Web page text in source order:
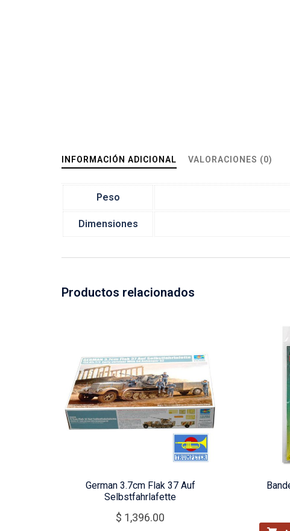
INFORMACIÓN ADICIONAL VALORACIONES (0)
Peso
Dimensiones
Productos relacionados
German 3.7cm Flak 37 Auf
Selbstfahrlafette
$ 1,396.00